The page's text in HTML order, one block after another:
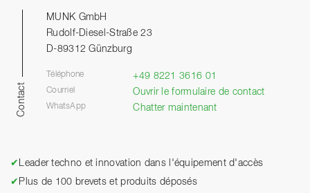
Contact
MUNK GmbH
Rudolf-Diesel-Straße 23
D-89312 Günzburg
Téléphone +49 8221 3616 01
Courriel Ouvrir le formulaire de contact
WhatsApp Chatter maintenant
✔ Leader techno et innovation dans l'équipement d'accès
✔ Plus de 100 brevets et produits déposés